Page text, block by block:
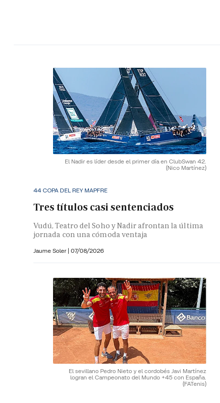
El Nadir es líder desde el primer día en ClubSwan 42.
(Nico Martínez)
44 COPA DEL REY MAPFRE
Tres títulos casi sentenciados
Vudú, Teatro del Soho y Nadir afrontan la última
jornada con una cómoda ventaja
Jaume Soler | 07/08/2026
El sevillano Pedro Nieto y el cordobés Javi Martínez
logran el Campeonato del Mundo +45 con España.
(FATenis)